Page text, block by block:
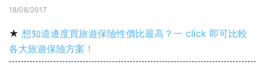
18/08/2017
★ 想知道邊度買旅遊保險性價比最高？一 click 即可比較
各大旅遊保險方案！